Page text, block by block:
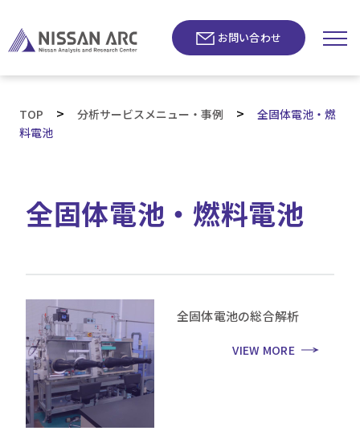
お問い合わせ
TOP > 分析サービスメニュー・事例 > 全固体電池・燃
料電池
全固体電池・燃料電池
全固体電池の総合解析
VIEW MORE